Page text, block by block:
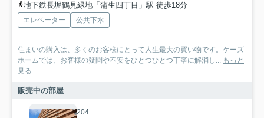
地下鉄長堀鶴見緑地「蒲生四丁目」駅 徒歩18分
エレベーター 公共下水
住まいの購入は、多くのお客様にとって人生最大の買い物です。ケーズ
ホームでは、お客様の疑問や不安をひとつひとつ丁寧に解消し... もっと
見る
販売中の部屋
204